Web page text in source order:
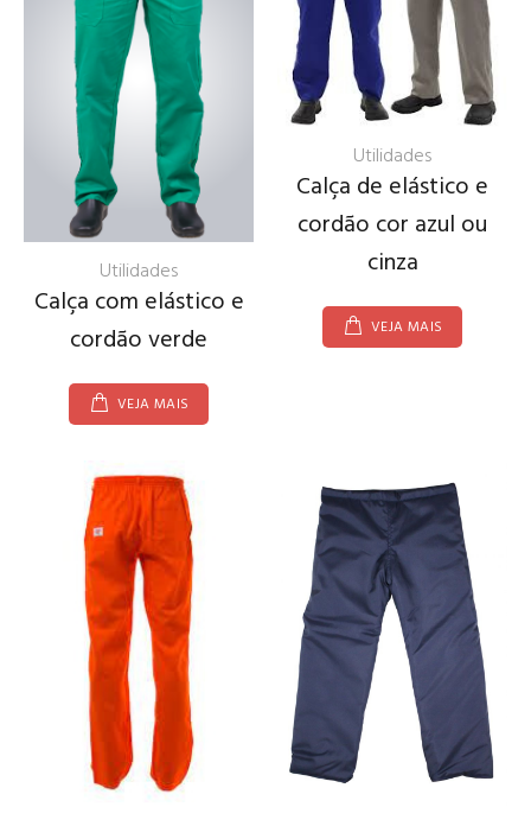
Utilidades
Calça com elástico e
cordão verde
VEJA MAIS
Utilidades
Calça de elástico e
cordão cor azul ou
cinza
VEJA MAIS